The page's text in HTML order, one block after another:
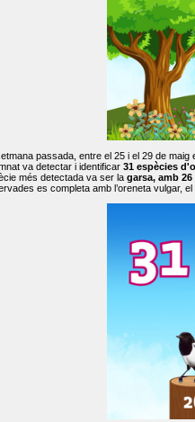
passada, entre el 25 i el 29 de
va detectar i identificar 31 espècies
més detectada va ser la garsa, amb
es completa amb l’oreneta vulgar,